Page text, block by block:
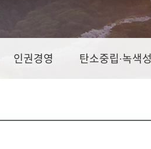
인권경영 탄소중립∙녹색